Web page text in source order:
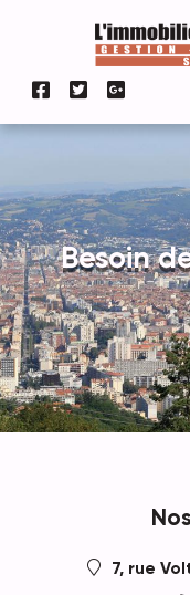
Besoin
7, rue